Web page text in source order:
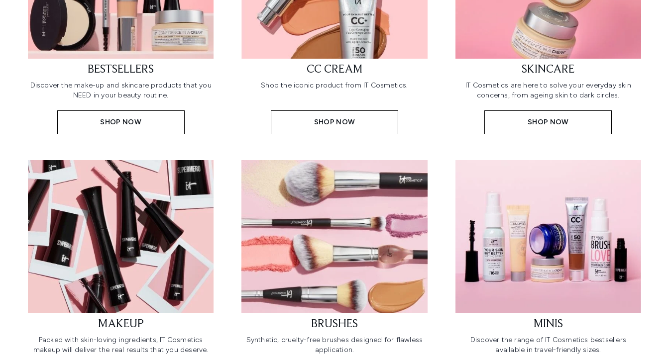
BESTSELLERS
Discover the make-up and skincare products that you
NEED in your beauty routine.
SHOP NOW
CC CREAM
Shop the iconic product from IT Cosmetics.
SHOP NOW
SKINCARE
IT Cosmetics are here to solve your everyday skin
concerns, from ageing skin to dark circles.
SHOP NOW
MAKEUP
Packed with skin-loving ingredients, IT Cosmetics
makeup will deliver the real results that you deserve.
BRUSHES
Synthetic, cruelty-free brushes designed for flawless
application.
MINIS
Discover the range of IT Cosmetics bestsellers
available in travel-friendly sizes.